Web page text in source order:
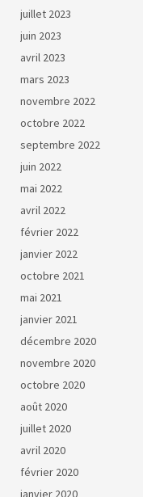
juillet 2023
juin 2023
avril 2023
mars 2023
novembre 2022
octobre 2022
septembre 2022
juin 2022
mai 2022
avril 2022
février 2022
janvier 2022
octobre 2021
mai 2021
janvier 2021
décembre 2020
novembre 2020
octobre 2020
août 2020
juillet 2020
avril 2020
février 2020
janvier 2020